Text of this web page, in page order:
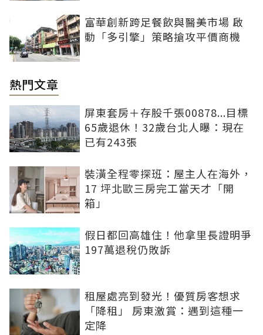
富華創新跨足餐飲與醫美市場 啟
動「多引擎」策略搶攻平價商機
熱門文章
屏東套房＋存股千張00878...目標
65歲退休！32歲台北人曝：現在
已有243張
裝潢全程零探班：屋主人在海外，
17 坪北歐三房完工當天才「開
箱」
假日都回高雄住！他拿里長證明爭
197萬退稅仍敗訴
租屋處亮到發光！優質房客想求
「降租」 房東激賞：遇到這種一
定降